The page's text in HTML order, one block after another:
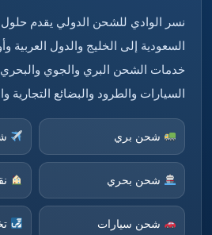
نسر الوادي للشحن الدولي يقدم
السعودية إلى الخليج والدول العربية
خدمات الشحن البري والجوي
السيارات والطرود والبضائع التجارية
شحن بري
شحن بحري
شحن سيارات